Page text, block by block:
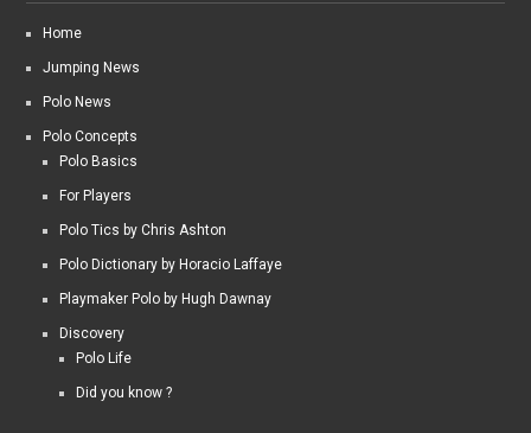
Home
Jumping News
Polo News
Polo Concepts
Polo Basics
For Players
Polo Tics by Chris Ashton
Polo Dictionary by Horacio Laffaye
Playmaker Polo by Hugh Dawnay
Discovery
Polo Life
Did you know ?